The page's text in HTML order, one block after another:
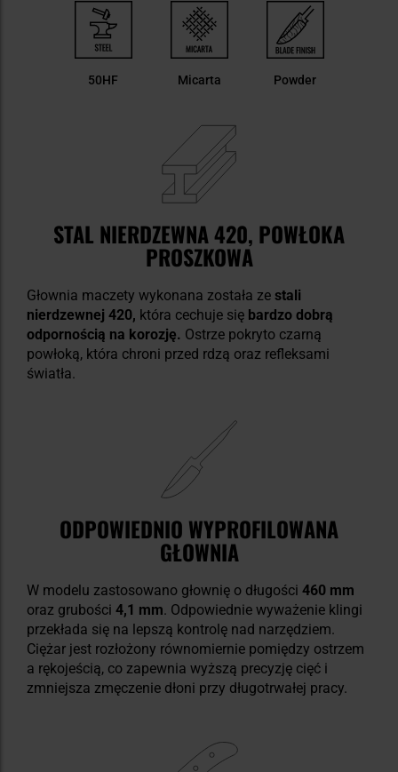
50HF Micarta Powder
STAL NIERDZEWNA 420, POWŁOKA
PROSZKOWA
Głownia maczety wykonana została ze stali
nierdzewnej 420, która cechuje się bardzo dobrą
odpornością na korozję. Ostrze pokryto czarną
powłoką, która chroni przed rdzą oraz refleksami
światła.
ODPOWIEDNIO WYPROFILOWANA
GŁOWNIA
W modelu zastosowano głownię o długości 460 mm
oraz grubości 4,1 mm. Odpowiednie wyważenie klingi
przekłada się na lepszą kontrolę nad narzędziem.
Ciężar jest rozłożony równomiernie pomiędzy ostrzem
a rękojeścią, co zapewnia wyższą precyzję cięć i
zmniejsza zmęczenie dłoni przy długotrwałej pracy.